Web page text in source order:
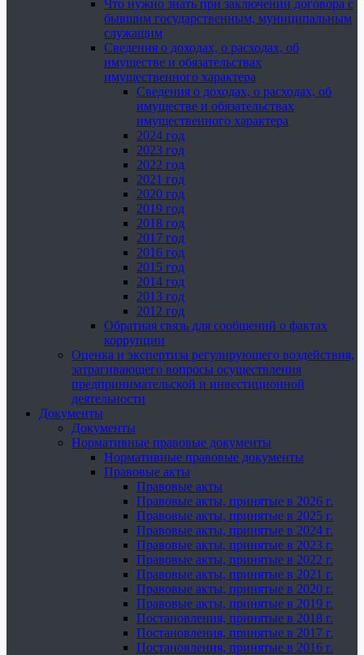
Что нужно знать при заключении договора с
бывшим государственным, муниципальным
служащим
Сведения о доходах, о расходах, об
имуществе и обязательствах
имущественного характера
Сведения о доходах, о расходах, об
имуществе и обязательствах
имущественного характера
2024 год
2023 год
2022 год
2021 год
2020 год
2019 год
2018 год
2017 год
2016 год
2015 год
2014 год
2013 год
2012 год
Обратная связь для сообщений о фактах
коррупции
Оценка и экспертиза регулирующего воздействия,
затрагивающего вопросы осуществления
предпринимательской и инвестиционной
деятельности
Документы
Документы
Нормативные правовые документы
Нормативные правовые документы
Правовые акты
Правовые акты
Правовые акты, принятые в 2026 г.
Правовые акты, принятые в 2025 г.
Правовые акты, принятые в 2024 г.
Правовые акты, принятые в 2023 г.
Правовые акты, принятые в 2022 г.
Правовые акты, принятые в 2021 г.
Правовые акты, принятые в 2020 г.
Правовые акты, принятые в 2019 г.
Постановления, принятые в 2018 г.
Постановления, принятые в 2017 г.
Постановления, принятые в 2016 г.